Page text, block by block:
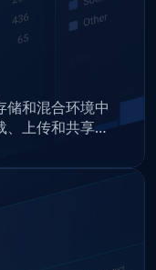
储和混合环境中
、上传和共享工
开展协作。